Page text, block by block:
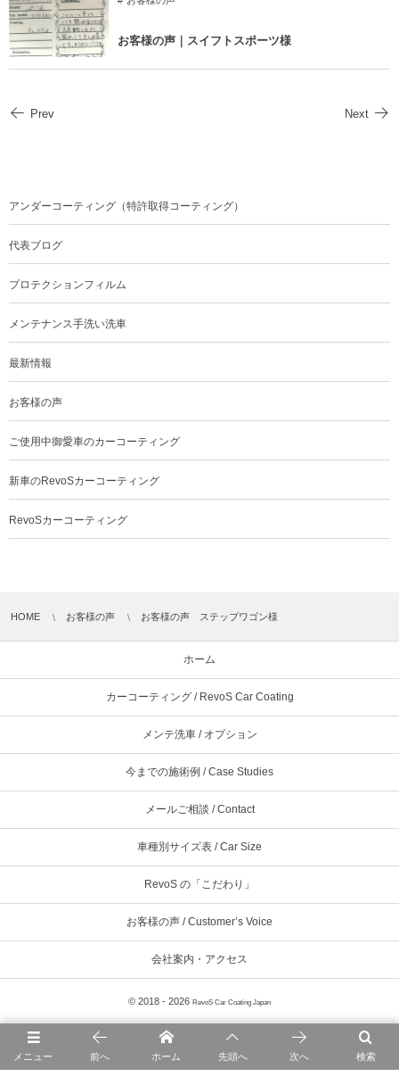
お客様の声｜スイフトスポーツ様
Prev Next
アンダーコーティング（特許取得コーティング）
代表ブログ
プロテクションフィルム
メンテナンス手洗い洗車
最新情報
お客様の声
ご使用中御愛車のカーコーティング
新車のRevoSカーコーティング
RevoSカーコーティング
HOME お客様の声 お客様の声 ステップワゴン様
ホーム
カーコーティング / RevoS Car Coating
メンテ洗車 / オプション
今までの施術例 / Case Studies
メールご相談 / Contact
車種別サイズ表 / Car Size
RevoS の「こだわり」
お客様の声 / Customer’s Voice
会社案内・アクセス
© 2018 - 2026 RevoS Car Coating Japan
メニュー 検索
前へ ホーム 先頭へ 次へ